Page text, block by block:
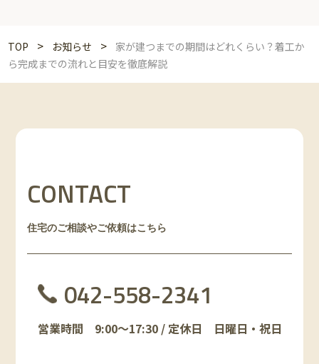
TOP > お知らせ >
家が建つまでの期間はどれくらい？着工か
ら完成までの流れと目安を徹底解説
CONTACT
住宅のご相談やご依頼はこちら
042-558-2341
営業時間 9:00～17:30 / 定休日 日曜日・祝日